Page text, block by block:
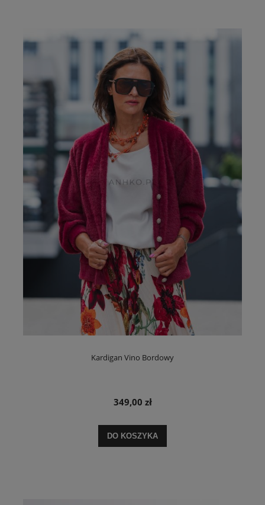
Kardigan Vino Bordowy
349,00 zł
DO KOSZYKA